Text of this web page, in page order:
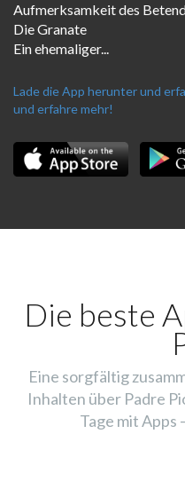
Aufmerksamkeit des
Die Granate
Ein ehemaliger...
Lade die App herunter und
und erfahre mehr!
Die beste
Eine sorgfältig
Inhalten über Padre
Tage mit Apps